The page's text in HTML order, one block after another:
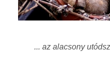
... az alacsony